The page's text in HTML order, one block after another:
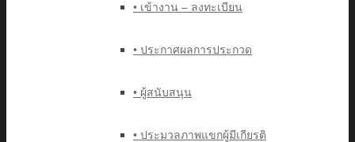
• เข้างาน – ลงทะเบียน
• ประกาศผลการประกวด
• ผู้สนับสนุน
• ประมวลภาพแขกผู้มีเกียรติ